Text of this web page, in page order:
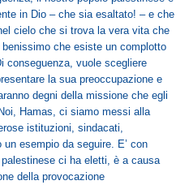
in Dio – che sia esaltato! – e che
cielo che si trova la vera vita che
che esiste un complotto
conseguenza, vuole scegliere
la sua preoccupazione e
degni della missione che egli
Hamas, ci siamo messi alla
istituzioni, sindacati,
esempio da seguire. E’ con
ci ha eletti, è a causa
della provocazione